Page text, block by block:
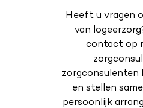
Heeft u vragen
van
contact op
zorgconsulenten
en stellen
persoonlijk